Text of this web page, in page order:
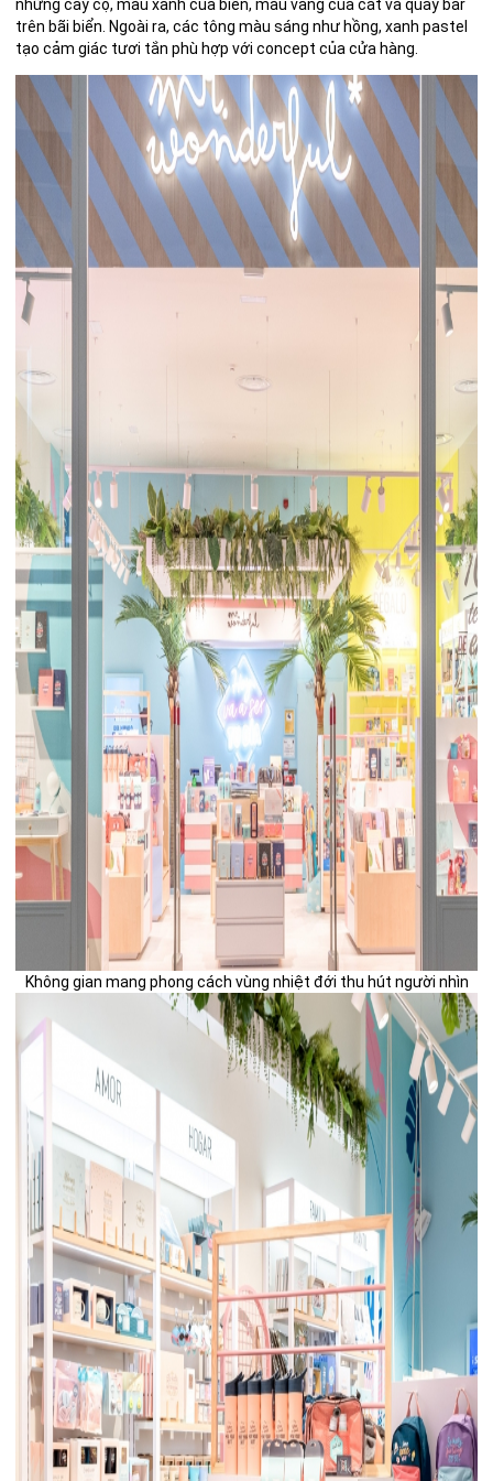
những cây cọ, màu xanh của biển, màu vàng của cát và quầy bar
trên bãi biển. Ngoài ra, các tông màu sáng như hồng, xanh pastel
tạo cảm giác tươi tắn phù hợp với concept của cửa hàng.
Không gian mang phong cách vùng nhiệt đới thu hút người nhìn